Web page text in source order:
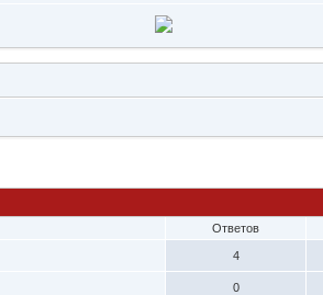
Ответов
4
0